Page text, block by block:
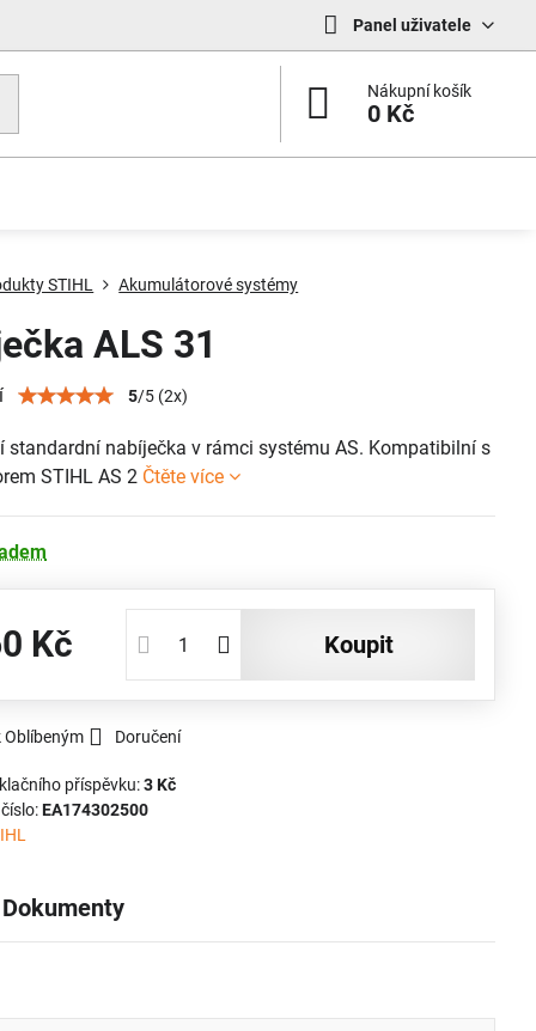
Panel uživatele
Nákupní košík
0 Kč
STIHL Akumulátorové systémy
ALS 31
5/5 (2x)
standardní nabíječka v rámci systému AS. Kompatibilní s
STIHL AS 2 Čtěte více
Kč koupit
Oblíbeným Doručení
příspěvku:3 Kč
EA174302500
Dokumenty